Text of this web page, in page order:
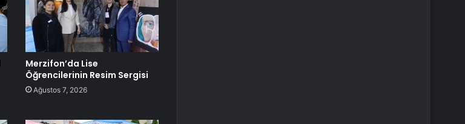
Merzifon’da Lise
Öğrencilerinin Resim Sergisi
Ağustos 7, 2026